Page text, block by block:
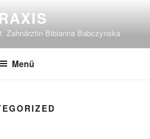
Zahnärztin Bibianna Babczynska
Menü